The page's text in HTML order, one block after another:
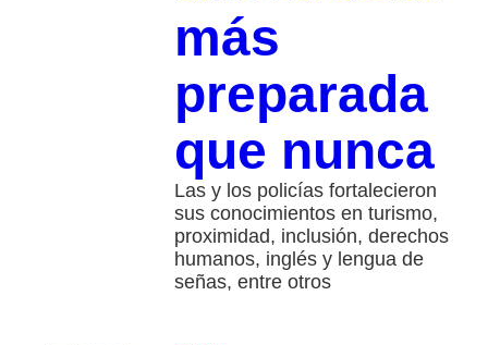
más
preparada
que nunca
Las y los policías fortalecieron
sus conocimientos en turismo,
proximidad, inclusión, derechos
humanos, inglés y lengua de
señas, entre otros